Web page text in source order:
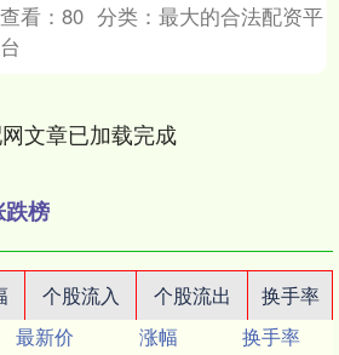
查看：80 分类：最大的合法配资平
台
文章已加载完成
榜
个股流入 个股流出
换手率
最新价 涨幅
换手率